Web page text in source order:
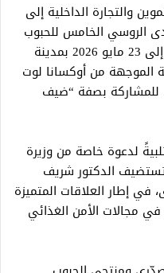
والتجارة الداخلية إلى
الروسي الخامس للحبوب
والمقرر انعقاده خلال الفترة من 20 إلى 23 مايو 2026 بمدينة
الموجهة من أوكسانا لوت
للمشاركة بصفة “ضيف
لدعوة خاصة من وزيرة
تستضيف الدكتور شريف
إطار العلاقات المتميزة
مجالات الأمن الغذائي